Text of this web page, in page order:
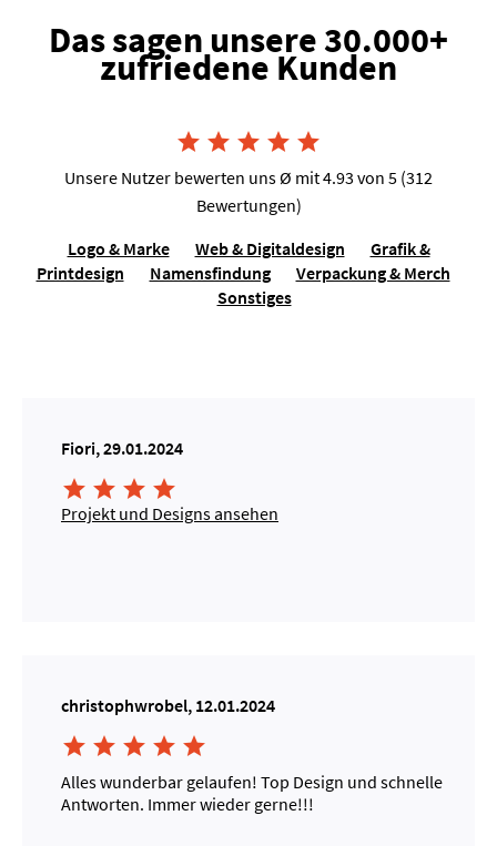
Das sagen unsere 30.000+
zufriedene Kunden
    
Unsere Nutzer bewerten uns Ø mit 4.93 von 5 (312
Bewertungen)
Logo & Marke
Web & Digitaldesign
Grafik &
Printdesign
Namensfindung
Verpackung & Merch
Sonstiges
Fiori, 29.01.2024
   
Projekt und Designs ansehen
christophwrobel, 12.01.2024
    
Alles wunderbar gelaufen! Top Design und schnelle
Antworten. Immer wieder gerne!!!